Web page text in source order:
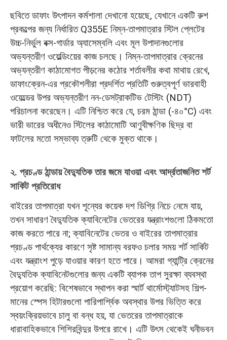
ছবিতে ডাফাং উৎপাদন কর্মশালা দেখানো হয়েছে, যেখানে একটি রুশ
প্রকল্পের জন্য নির্ধারিত Q355E নিম্ন-তাপমাত্রার স্টিল প্লেটের
উচ্চ-নির্ভুল বক্স-গার্ডার অ্যাসেম্বলি এবং মূল উপাদানগুলোর
অভ্যন্তরীণ ওয়েল্ডিংয়ের কাজ চলছে। নিম্ন-তাপমাত্রার ক্রেনের
অভ্যন্তরীণ কাঠামোগত পীড়নের কঠোর শর্তাবলীর কথা মাথায় রেখে,
ডাফাংক্রেন-এর প্রকৌশলীরা প্রদর্শিত প্রতিটি গুরুত্বপূর্ণ ভারবাহী
ওয়েল্ডের উপর অভ্যন্তরীণ নন-ডেসট্রাকটিভ টেস্টিং (NDT)
পরিচালনা করেছেন। এটি নিশ্চিত করে যে, চরম ঠান্ডা (-৪০°C) এবং
ভারী ভারের অধীনেও স্টিলের কাঠামোটি আণুবীক্ষণিক ছিদ্র বা
ফাটলের মতো সম্ভাব্য ত্রুটি থেকে মুক্ত থাকে।
২. প্রচণ্ড ঠান্ডায় বৈদ্যুতিক তার জমে যাওয়া এবং আর্দ্রতাজনিত শর্ট
সার্কিট প্রতিরোধ
বাইরের তাপমাত্রা যখন শূন্যের কয়েক দশ ডিগ্রি নিচে নেমে যায়,
তখন সাধারণ বৈদ্যুতিক ক্যাবিনেটের ভেতরের যন্ত্রাংশগুলো ঠিকমতো
কাজ করতে পারে না; ক্যাবিনেটের ভেতর ও বাইরের তাপমাত্রার
প্রচণ্ড পার্থক্যের কারণে সৃষ্ট সামান্য বরফও চলার সময় শর্ট সার্কিট
এবং যন্ত্রাংশ পুড়ে যাওয়ার কারণ হতে পারে। আমরা গ্যান্ট্রি ক্রেনের
বৈদ্যুতিক ক্যাবিনেটগুলোর জন্য একটি ব্যাপক তাপ সুরক্ষা ব্যবস্থা
প্রয়োগ করেছি: বিশেষভাবে স্থাপন করা স্মার্ট থার্মোস্ট্যাটসহ শিল্প-
মানের স্পেস হিটারগুলো পারিপার্শ্বিক অবস্থার উপর ভিত্তি করে
স্বয়ংক্রিয়ভাবে চালু বা বন্ধ হয়, যা ভেতরের তাপমাত্রাকে
ধারাবাহিকভাবে শিশিরবিন্দুর উপরে রাখে। এটি উৎস থেকেই ঘনীভবন